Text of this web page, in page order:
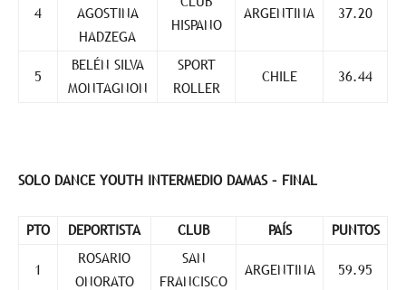
4
AGOSTINA
HADZEGA
HISPANO
ARGENTINA 37.20
5
BELÉN SILVA
MONTAGNON
SPORT
ROLLER
CHILE 36.44
SOLO DANCE YOUTH INTERMEDIO DAMAS – FINAL
PTO DEPORTISTA CLUB PAÍS PUNTOS
1
ROSARIO
ONORATO
SAN
FRANCISCO
ARGENTINA 59.95